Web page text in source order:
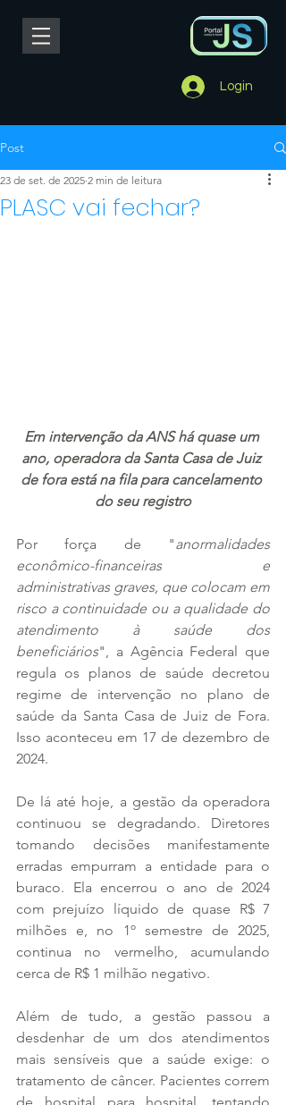
Login
Post
PLASC vai fechar?
23 de set. de 2025 2 min de leitura
Em intervenção da ANS há quase um
ano, operadora da Santa Casa de Juiz
de fora está na fila para cancelamento
do seu registro
Por força de "anormalidades
econômico-financeiras e
administrativas graves, que colocam em
risco a continuidade ou a qualidade do
atendimento à saúde dos
beneficiários", a Agência Federal que
regula os planos de saúde decretou
regime de intervenção no plano de
saúde da Santa Casa de Juiz de Fora.
Isso aconteceu em 17 de dezembro de
2024.
De lá até hoje, a gestão da operadora
continuou se degradando. Diretores
tomando decisões manifestamente
erradas empurram a entidade para o
buraco. Ela encerrou o ano de 2024
com prejuízo líquido de quase R$ 7
milhões e, no 1º semestre de 2025,
continua no vermelho, acumulando
cerca de R$ 1 milhão negativo.
Além de tudo, a gestão passou a
desdenhar de um dos atendimentos
mais sensíveis que a saúde exige: o
tratamento de câncer. Pacientes correm